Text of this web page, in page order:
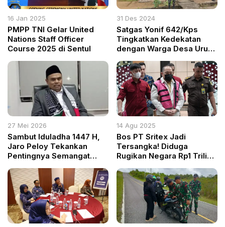
16 Jan 2025
PMPP TNI Gelar United
Nations Staff Officer
Course 2025 di Sentul
31 Des 2024
Satgas Yonif 642/Kps
Tingkatkan Kedekatan
dengan Warga Desa Ururu
27 Mei 2026
Sambut Iduladha 1447 H,
Jaro Peloy Tekankan
Pentingnya Semangat
Kepedulian
14 Agu 2025
Bos PT Sritex Jadi
Tersangka! Diduga
Rugikan Negara Rp1 Triliun
Fiktif